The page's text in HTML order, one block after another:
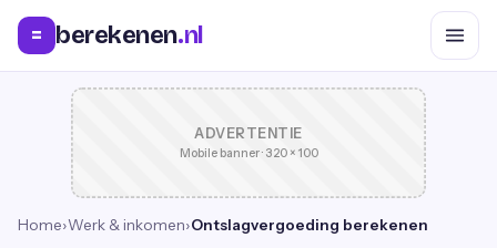
= berekenen.nl
ADVERTENTIE
Mobile banner · 320 × 100
Home›Werk & inkomen›Ontslagvergoeding berekenen